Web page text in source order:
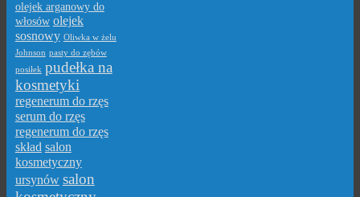
olejek arganowy do
włosów olejek
sosnowy Oliwka w żelu
Johnson pasty do zębów
posiłek pudełka na
kosmetyki
regenerum do rzęs
serum do rzęs
regenerum do rzęs
skład salon
kosmetyczny
ursynów salon